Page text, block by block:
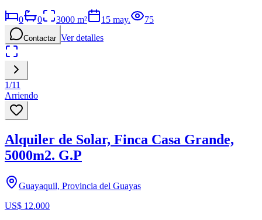
0 0 3000 m² 15 may. 75
Contactar Ver detalles
1/11
Arriendo
Alquiler de Solar, Finca Casa Grande,
5000m2. G.P
Guayaquil, Provincia del Guayas
US$ 12.000